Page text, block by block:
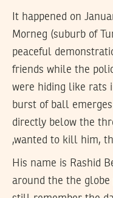
It happened on
Morneg (suburb of
peaceful
friends while the
were hiding like rats
burst of ball
directly below the
,wanted to kill him,
His name is Rashid
around the the globe